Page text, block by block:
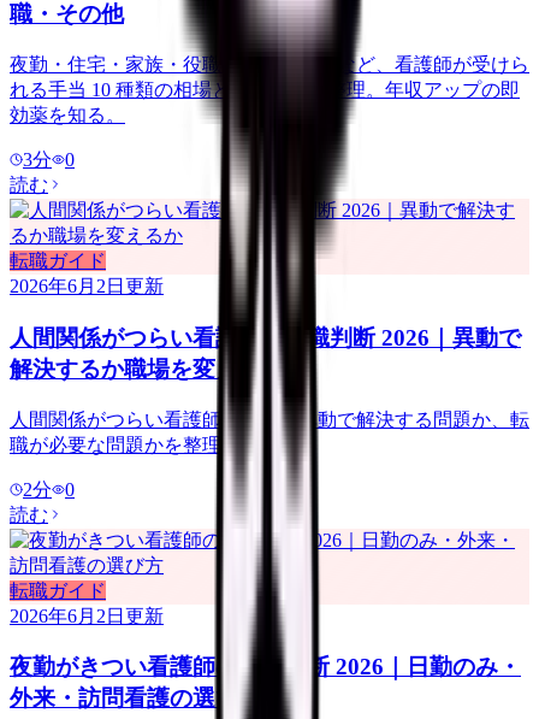
職・その他
夜勤・住宅・家族・役職・資格・通勤など、看護師が受けら
れる手当 10 種類の相場と条件を完全整理。年収アップの即
効薬を知る。
3分
0
読む
転職ガイド
2026年6月2日 更新
人間関係がつらい看護師の転職判断 2026｜異動で
解決するか職場を変えるか
人間関係がつらい看護師向けに、異動で解決する問題か、転
職が必要な問題かを整理します。
2分
0
読む
転職ガイド
2026年6月2日 更新
夜勤がきつい看護師の転職判断 2026｜日勤のみ・
外来・訪問看護の選び方